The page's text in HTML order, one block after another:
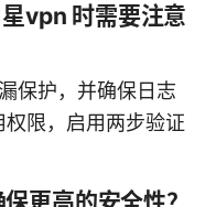
vpn 时需要注意
保护，并确保日志
限，启用两步验证